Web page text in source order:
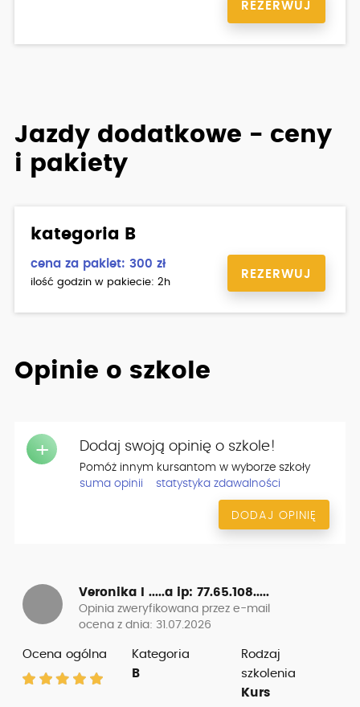
REZERWUJ
Jazdy dodatkowe - ceny
i pakiety
kategoria B
cena za pakiet: 300 zł
ilość godzin w pakiecie: 2h
REZERWUJ
Opinie o szkole
+ Dodaj swoją opinię o szkole!
Pomóż innym kursantom w wyborze szkoły
suma opinii
statystyka zdawalności
DODAJ OPINIĘ
Veronika I .....a ip: 77.65.108.....
Opinia zweryfikowana przez e-mail
ocena z dnia: 31.07.2026
Ocena ogólna
Kategoria
B
Rodzaj
szkolenia
Kurs